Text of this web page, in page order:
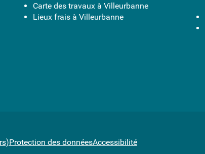
Carte des travaux à Villeurbanne
Lieux frais à Villeurbanne
Protection des donnéesAccessibilité